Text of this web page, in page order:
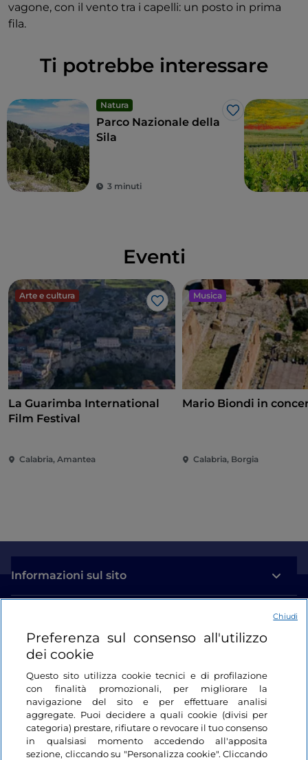
vagone, con il vento tra i capelli: un posto in prima
fila.
Ti potrebbe interessare
Natura
Like
Parco Nazionale della
Sila
3 minuti
Eventi
Arte e cultura
Like
La Guarimba International
Film Festival
Calabria, Amantea
Musica
Mario Biondi in
Calabria, Borgia
Informazioni sul sito
Login
Restiamo in contatto
Preferenza sul consenso all'utilizzo
dei cookie
Questo sito utilizza cookie tecnici e di profilazione
con finalità promozionali, per migliorare la
navigazione del sito e per effettuare analisi
aggregate. Puoi decidere a quali cookie (divisi per
categoria) prestare, rifiutare o revocare il tuo consenso
in qualsiasi momento accedendo all'apposita
sezione, cliccando su "Personalizza cookie". Cliccando
Chiudi